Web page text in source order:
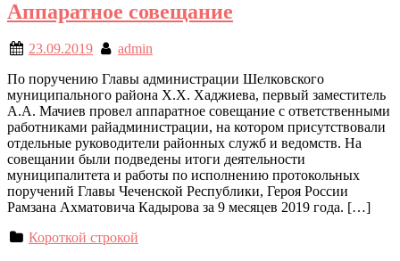
Аппаратное совещание
23.09.2019
admin
По поручению Главы администрации Шелковского
муниципального района Х.Х. Хаджиева, первый заместитель
А.А. Мачиев провел аппаратное совещание с ответственными
работниками райадминистрации, на котором присутствовали
отдельные руководители районных служб и ведомств. На
совещании были подведены итоги деятельности
муниципалитета и работы по исполнению протокольных
поручений Главы Чеченской Республики, Героя России
Рамзана Ахматовича Кадырова за 9 месяцев 2019 года. […]
Короткой строкой